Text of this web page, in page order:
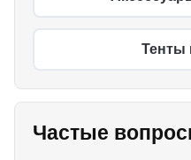
Тенты
Частые